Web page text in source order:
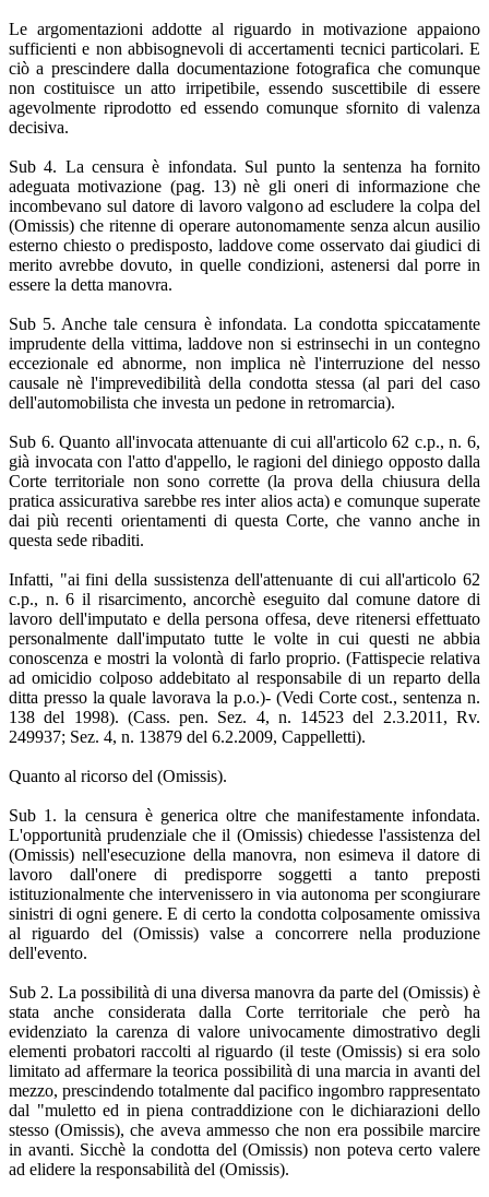
Le argomentazioni addotte al riguardo in motivazione appaiono
sufficienti e non abbisognevoli di accertamenti tecnici particolari. E
ciò a prescindere dalla documentazione fotografica che comunque
non costituisce un atto irripetibile, essendo suscettibile di essere
agevolmente riprodotto ed essendo comunque sfornito di valenza
decisiva.
Sub 4. La censura è infondata. Sul punto la sentenza ha fornito
adeguata motivazione (pag. 13) nè gli oneri di informazione che
incombevano sul datore di lavoro valgono ad escludere la colpa del
(Omissis) che ritenne di operare autonomamente senza alcun ausilio
esterno chiesto o predisposto, laddove come osservato dai giudici di
merito avrebbe dovuto, in quelle condizioni, astenersi dal porre in
essere la detta manovra.
Sub 5. Anche tale censura è infondata. La condotta spiccatamente
imprudente della vittima, laddove non si estrinsechi in un contegno
eccezionale ed abnorme, non implica nè l'interruzione del nesso
causale nè l'imprevedibilità della condotta stessa (al pari del caso
dell'automobilista che investa un pedone in retromarcia).
Sub 6. Quanto all'invocata attenuante di cui all'articolo 62 c.p., n. 6,
già invocata con l'atto d'appello, le ragioni del diniego opposto dalla
Corte territoriale non sono corrette (la prova della chiusura della
pratica assicurativa sarebbe res inter alios acta) e comunque superate
dai più recenti orientamenti di questa Corte, che vanno anche in
questa sede ribaditi.
Infatti, "ai fini della sussistenza dell'attenuante di cui all'articolo 62
c.p., n. 6 il risarcimento, ancorchè eseguito dal comune datore di
lavoro dell'imputato e della persona offesa, deve ritenersi effettuato
personalmente dall'imputato tutte le volte in cui questi ne abbia
conoscenza e mostri la volontà di farlo proprio. (Fattispecie relativa
ad omicidio colposo addebitato al responsabile di un reparto della
ditta presso la quale lavorava la p.o.)- (Vedi Corte cost., sentenza n.
138 del 1998). (Cass. pen. Sez. 4, n. 14523 del 2.3.2011, Rv.
249937; Sez. 4, n. 13879 del 6.2.2009, Cappelletti).
Quanto al ricorso del (Omissis).
Sub 1. la censura è generica oltre che manifestamente infondata.
L'opportunità prudenziale che il (Omissis) chiedesse l'assistenza del
(Omissis) nell'esecuzione della manovra, non esimeva il datore di
lavoro dall'onere di predisporre soggetti a tanto preposti
istituzionalmente che intervenissero in via autonoma per scongiurare
sinistri di ogni genere. E di certo la condotta colposamente omissiva
al riguardo del (Omissis) valse a concorrere nella produzione
dell'evento.
Sub 2. La possibilità di una diversa manovra da parte del (Omissis) è
stata anche considerata dalla Corte territoriale che però ha
evidenziato la carenza di valore univocamente dimostrativo degli
elementi probatori raccolti al riguardo (il teste (Omissis) si era solo
limitato ad affermare la teorica possibilità di una marcia in avanti del
mezzo, prescindendo totalmente dal pacifico ingombro rappresentato
dal "muletto ed in piena contraddizione con le dichiarazioni dello
stesso (Omissis), che aveva ammesso che non era possibile marcire
in avanti. Sicchè la condotta del (Omissis) non poteva certo valere
ad elidere la responsabilità del (Omissis).